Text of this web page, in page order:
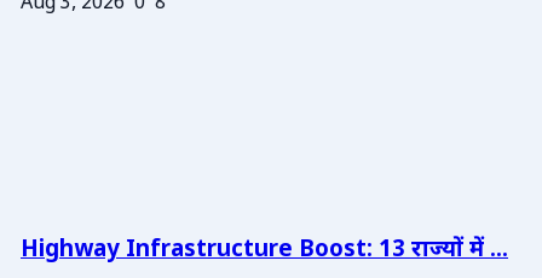
Highway Infrastructure Boost: 13 राज्यों में ...